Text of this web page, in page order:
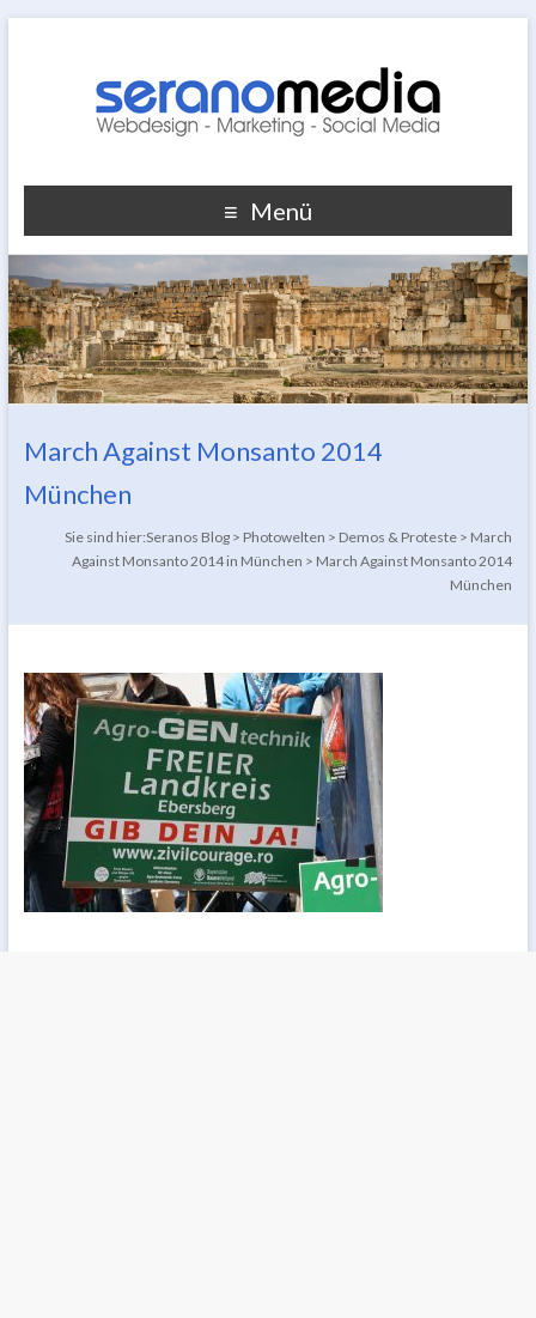
Menü
March Against Monsanto 2014
München
Sie sind hier:Seranos Blog > Photowelten > Demos & Proteste > March
Against Monsanto 2014 in München > March Against Monsanto 2014
München